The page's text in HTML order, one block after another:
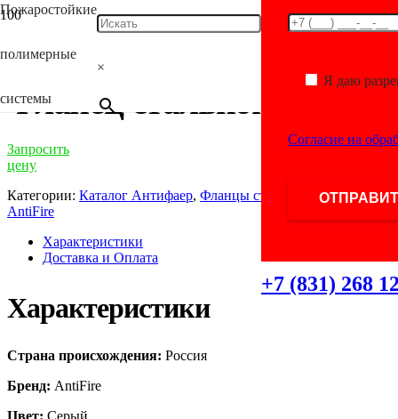
Пожаростойкие
полимерные
системы
×
Я даю
Согласие на
+7 (831) 268
Каталог/Фитинги для полимерных труб/Фланцы
Фланец стальной D160
Запросить
цену
Категории: Каталог Антифаер, Фланцы стальные
Бренд:
AntiFire
Характеристики
Доставка и Оплата
Характеристики
Страна происхождения: Россия
Бренд: AntiFire
Цвет: Серый